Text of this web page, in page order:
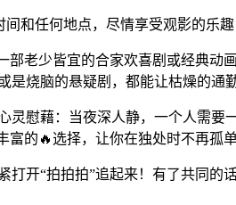
和任何地点，尽情享受观影的乐
老少皆宜的合家欢喜剧或经典
烧脑的悬疑剧，都能让枯燥的通
慰藉：当夜深人静，一个人需
的🔥选择，让你在独处时不再孤单
开“拍拍拍”追起来！有了共同